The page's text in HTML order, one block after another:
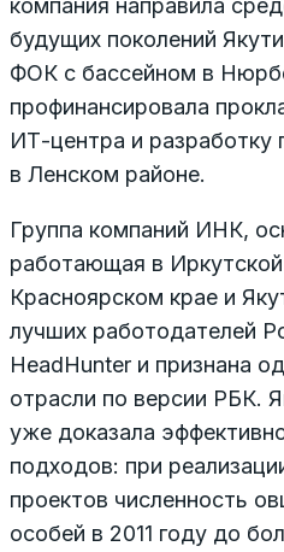
компания направила
будущих поколений
ФОК с бассейном в
профинансировала
ИТ-центра и разработку
в Ленском районе.
Группа компаний ИНК,
работающая в
Красноярском крае и
лучших работодателей
HeadHunter и признана
отрасли по версии РБК.
уже доказала
подходов: при
проектов численность
особей в 2011 году до